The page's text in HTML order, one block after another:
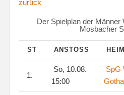
zurück
Der Spielplan der Männer
Mosbacher
ST ANSTOSS HEIM
1.
So, 10.08.
15:00
SpG